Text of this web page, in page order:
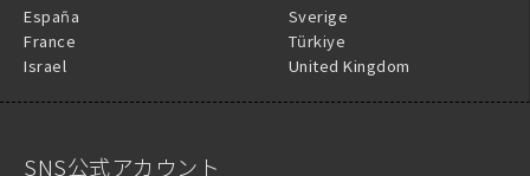
España
France
Israel
Sverige
Türkiye
United Kingdom
SNS公式アカウント